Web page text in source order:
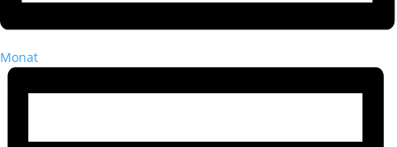
Monat